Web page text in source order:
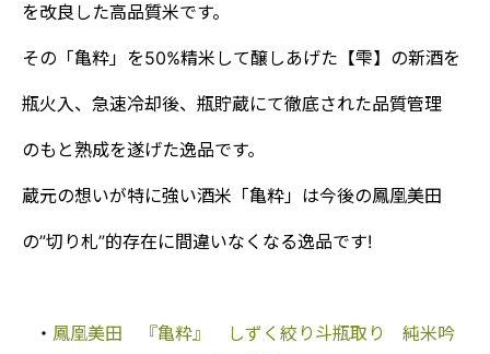
を改良した高品質米です。
その「亀粋」を50%精米して醸しあげた【雫】の新酒を
瓶火入、急速冷却後、瓶貯蔵にて徹底された品質管理
のもと熟成を遂げた逸品です。
蔵元の想いが特に強い酒米「亀粋」は今後の鳳凰美田
の”切り札”的存在に間違いなくなる逸品です!
・ 鳳凰美田 『亀粋』 しずく絞り斗瓶取り 純米吟